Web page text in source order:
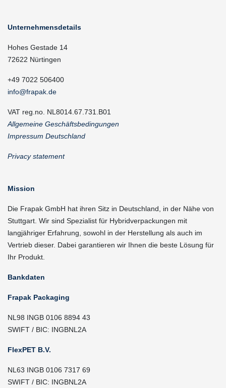
Unternehmensdetails
Hohes Gestade 14
72622 Nürtingen
+49 7022 506400
info@frapak.de
VAT reg.no. NL8014.67.731.B01
Allgemeine Geschäftsbedingungen
Impressum Deutschland
Privacy statement
Mission
Die Frapak GmbH hat ihren Sitz in Deutschland, in der Nähe von
Stuttgart. Wir sind Spezialist für Hybridverpackungen mit
langjähriger Erfahrung, sowohl in der Herstellung als auch im
Vertrieb dieser. Dabei garantieren wir Ihnen die beste Lösung für
Ihr Produkt.
Bankdaten
Frapak Packaging
NL98 INGB 0106 8894 43
SWIFT / BIC: INGBNL2A
FlexPET B.V.
NL63 INGB 0106 7317 69
SWIFT / BIC: INGBNL2A